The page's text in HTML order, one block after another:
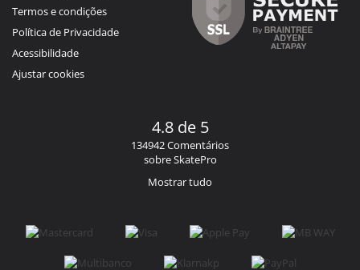
Termos e condições
Política de Privacidade
Acessibilidade
Ajustar cookies
4.8 de 5
134942 Comentários
sobre SkatePro
Mostrar tudo